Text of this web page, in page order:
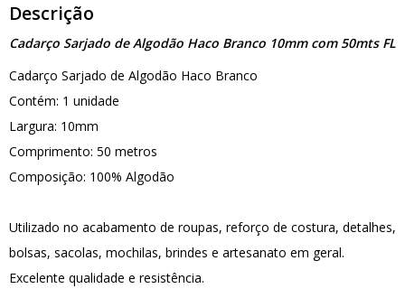
Descrição
Cadarço Sarjado de Algodão Haco Branco 10mm com 50mts FL
Cadarço Sarjado de Algodão Haco Branco
Contém: 1 unidade
Largura: 10mm
Comprimento: 50 metros
Composição: 100% Algodão
Utilizado no acabamento de roupas, reforço de costura, detalhes,
bolsas, sacolas, mochilas, brindes e artesanato em geral.
Excelente qualidade e resistência.